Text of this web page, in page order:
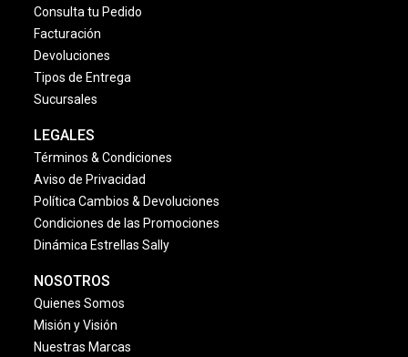
Consulta tu Pedido
Facturación
Devoluciones
Tipos de Entrega
Sucursales
LEGALES
Términos & Condiciones
Aviso de Privacidad
Política Cambios & Devoluciones
Condiciones de las Promociones
Dinámica Estrellas Sally
NOSOTROS
Quienes Somos
Misión y Visión
Nuestras Marcas